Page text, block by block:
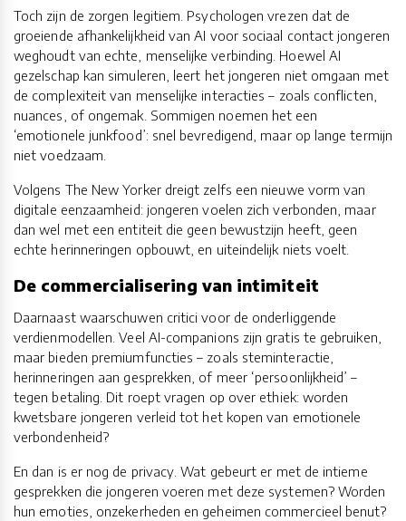
Toch zijn de zorgen legitiem. Psychologen vrezen dat de
groeiende afhankelijkheid van AI voor sociaal contact jongeren
weghoudt van echte, menselijke verbinding. Hoewel AI
gezelschap kan simuleren, leert het jongeren niet omgaan met
de complexiteit van menselijke interacties – zoals conflicten,
nuances, of ongemak. Sommigen noemen het een
‘emotionele junkfood’: snel bevredigend, maar op lange termijn
niet voedzaam.
Volgens The New Yorker dreigt zelfs een nieuwe vorm van
digitale eenzaamheid: jongeren voelen zich verbonden, maar
dan wel met een entiteit die geen bewustzijn heeft, geen
echte herinneringen opbouwt, en uiteindelijk niets voelt.
De commercialisering van intimiteit
Daarnaast waarschuwen critici voor de onderliggende
verdienmodellen. Veel AI-companions zijn gratis te gebruiken,
maar bieden premiumfuncties – zoals steminteractie,
herinneringen aan gesprekken, of meer ‘persoonlijkheid’ –
tegen betaling. Dit roept vragen op over ethiek: worden
kwetsbare jongeren verleid tot het kopen van emotionele
verbondenheid?
En dan is er nog de privacy. Wat gebeurt er met de intieme
gesprekken die jongeren voeren met deze systemen? Worden
hun emoties, onzekerheden en geheimen commercieel benut?